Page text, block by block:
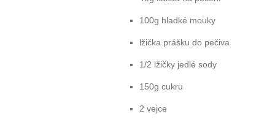
100g hladké mouky
lžička prášku do pečiva
1/2 lžičky jedlé sody
150g cukru
2 vejce